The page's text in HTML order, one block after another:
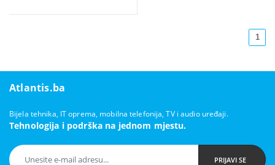
1
Atlantis.ba
Bijela tehnika, IT oprema, mobilna telefonija, TV i audio uređaji.
Tehnologija i podrška na jednom mjestu.
PRIJAVI SE